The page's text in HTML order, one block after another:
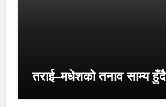
तराई–मधेशको तनाव साम्य हुँदै